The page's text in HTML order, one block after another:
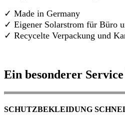
✓ Made in Germany
✓ Eigener Solarstrom für Büro
✓ Recycelte Verpackung und
Ein besonderer
SCHUTZBEKLEIDUNG